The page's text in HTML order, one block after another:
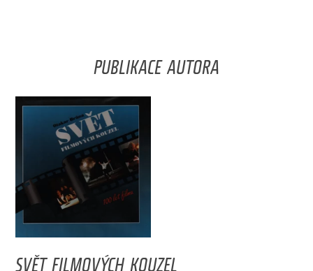
PUBLIKACE AUTORA
SVĚT FILMOVÝCH KOUZEL